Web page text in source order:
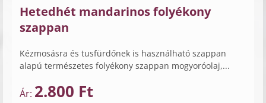
Hetedhét mandarinos folyékony
szappan
Kézmosásra és tusfürdőnek is használható szappan
alapú természetes folyékony szappan mogyoróolaj,...
Ár: 2.800 Ft